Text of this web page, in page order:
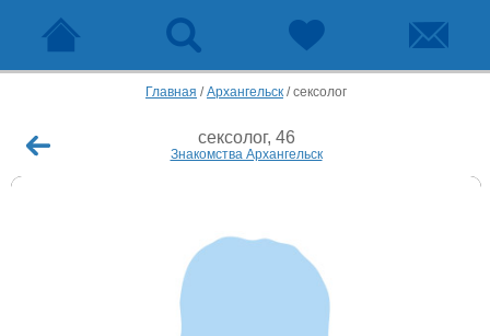
Главная /Архангельск /сексолог
сексолог, 46
Знакомства Архангельск